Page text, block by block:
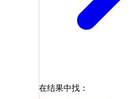
在结果中找：